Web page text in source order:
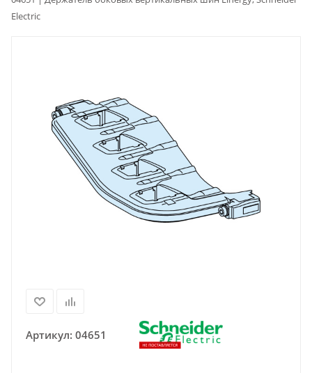
Electric
Артикул: 04651